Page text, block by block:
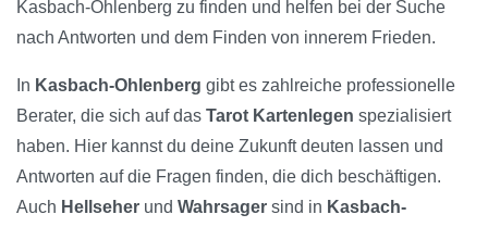
Kasbach-Ohlenberg zu finden und helfen bei der Suche
nach Antworten und dem Finden von innerem Frieden.
In Kasbach-Ohlenberg gibt es zahlreiche professionelle
Berater, die sich auf das Tarot Kartenlegen spezialisiert
haben. Hier kannst du deine Zukunft deuten lassen und
Antworten auf die Fragen finden, die dich beschäftigen.
Auch Hellseher und Wahrsager sind in Kasbach-